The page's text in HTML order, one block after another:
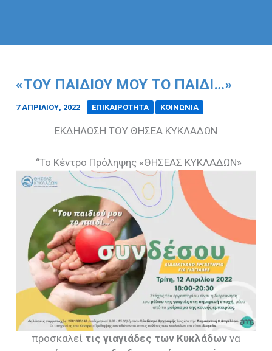
«ΤΟΥ ΠΑΙΔΙΟΎ ΜΟΥ ΤΟ ΠΑΙΔΊ…»
7 ΑΠΡΙΛΊΟΥ, 2022 ΕΠΙΚΑΙΡΟΤΗΤΑ ΚΟΙΝΩΝΙΑ
ΕΚΔΗΛΩΣΗ ΤΟΥ ΘΗΣΕΑ ΚΥΚΛΑΔΩΝ
“Το Κέντρο Πρόληψης «ΘΗΣΕΑΣ ΚΥΚΛΑΔΩΝ»
προσκαλεί τις γιαγιάδες των Κυκλάδων να